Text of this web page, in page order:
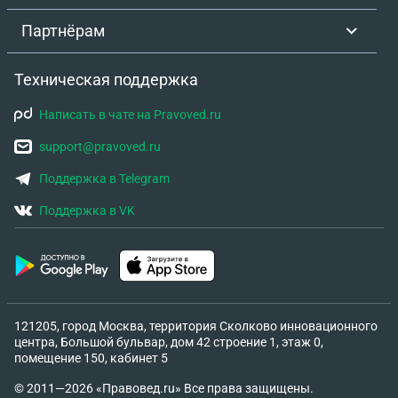
Партнёрам
Техническая поддержка
Написать в чате на Pravoved.ru
support@pravoved.ru
Поддержка в Telegram
Поддержка в VK
121205, город Москва, территория Сколково инновационного
центра, Большой бульвар, дом 42 строение 1, этаж 0,
помещение 150, кабинет 5
© 2011—2026 «Правовед.ru» Все права защищены.